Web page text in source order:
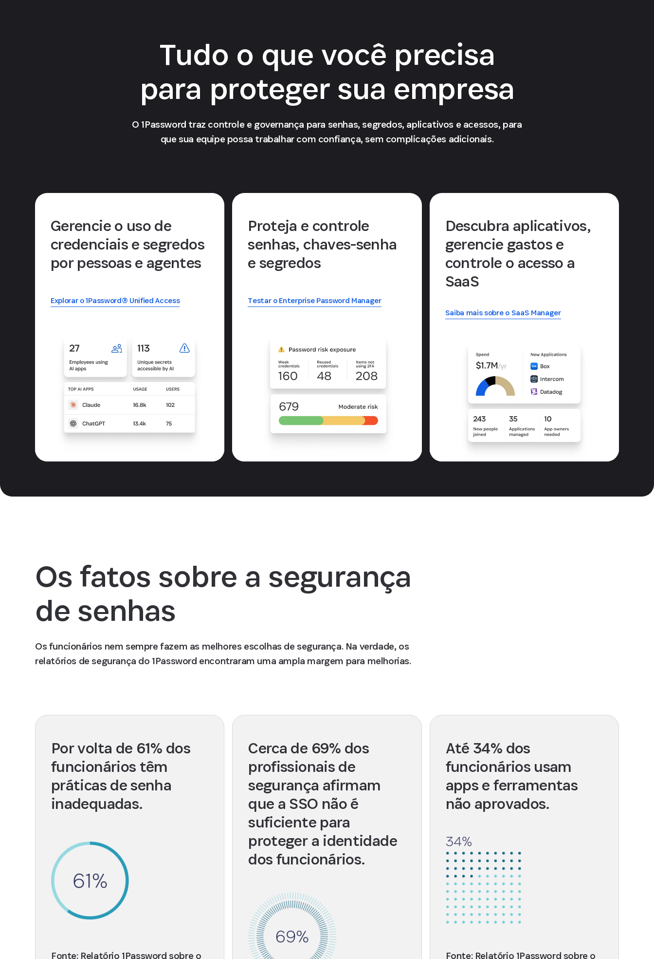
Tudo o que você precisa
para proteger sua empresa
O 1Password traz controle e governança para senhas, segredos, aplicativos e acessos, para
que sua equipe possa trabalhar com confiança, sem complicações adicionais.
Gerencie o uso de
credenciais e segredos
por pessoas e agentes
Explorar o 1Password® Unified Access
Proteja e controle
senhas, chaves-senha
e segredos
Testar o Enterprise Password Manager
Descubra aplicativos,
gerencie gastos e
controle o acesso a
SaaS
Saiba mais sobre o SaaS Manager
Os fatos sobre a segurança
de senhas
Os funcionários nem sempre fazem as melhores escolhas de segurança. Na verdade, os
relatórios de segurança do 1Password encontraram uma ampla margem para melhorias.
Por volta de 61% dos
funcionários têm
práticas de senha
inadequadas.
Fonte: Relatório 1Password sobre o
Cerca de 69% dos
profissionais de
segurança afirmam
que a SSO não é
suficiente para
proteger a identidade
dos funcionários.
Até 34% dos
funcionários usam
apps e ferramentas
não aprovados.
Fonte: Relatório 1Password sobre o